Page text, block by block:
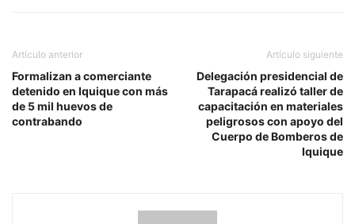
Artículo anterior
Formalizan a comerciante
detenido en Iquique con más
de 5 mil huevos de
contrabando
Artículo siguiente
Delegación presidencial de
Tarapacá realizó taller de
capacitación en materiales
peligrosos con apoyo del
Cuerpo de Bomberos de
Iquique